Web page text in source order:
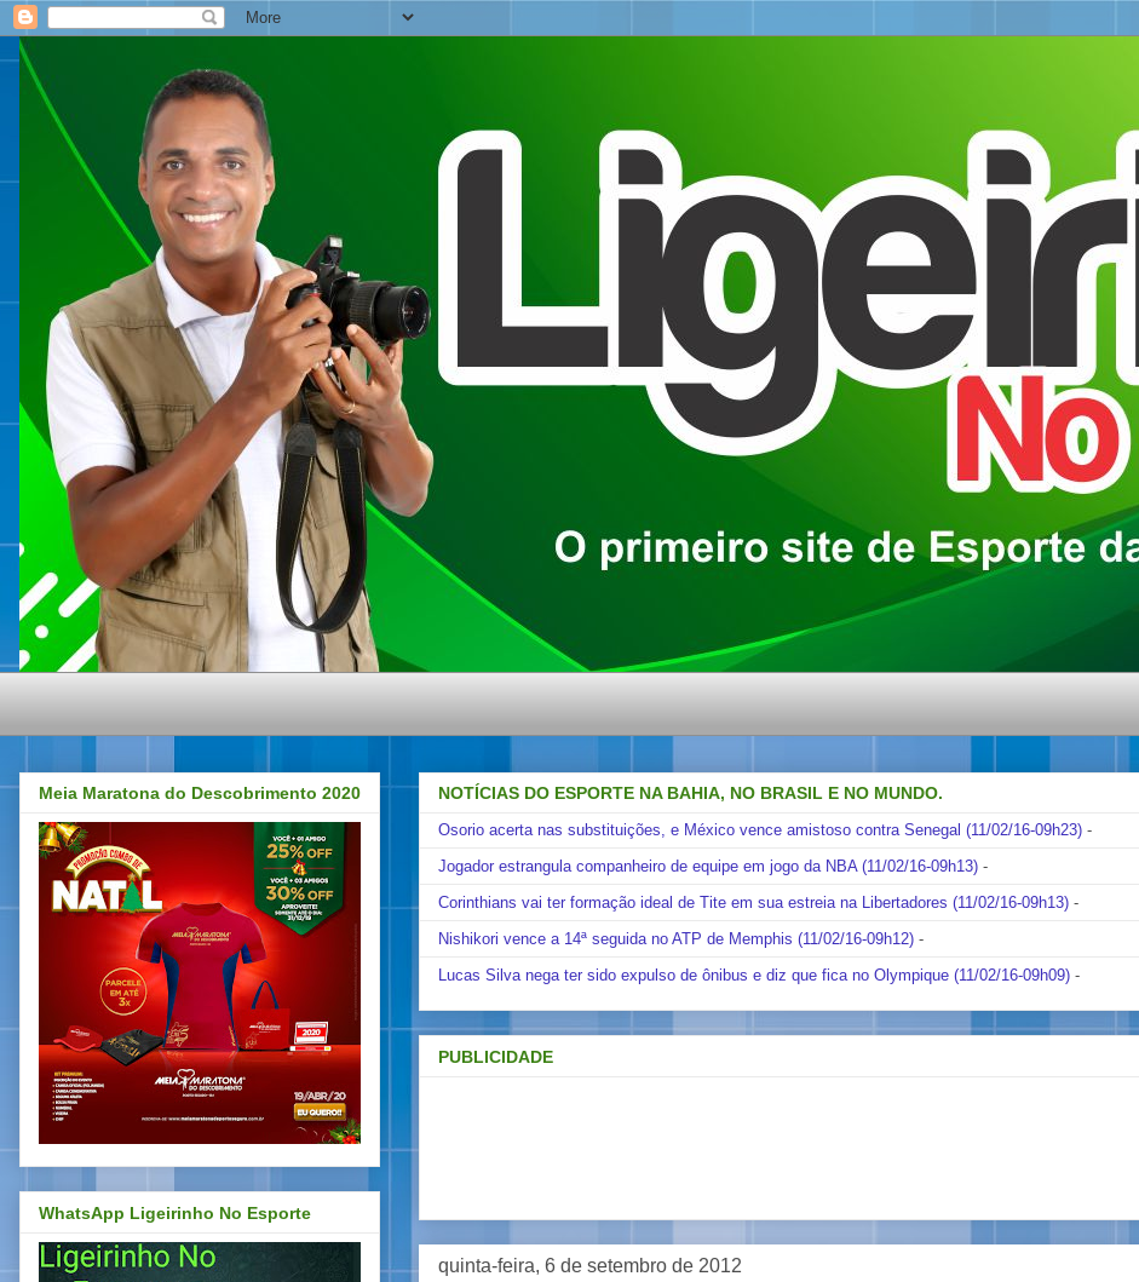
NOTÍCIAS DO ESPORTE NA BAHIA, NO BRASIL E NO MUNDO.
Osorio acerta nas substituições, e México vence amistoso contra Senegal (11/02/16-09h23) -
Jogador estrangula companheiro de equipe em jogo da NBA (11/02/16-09h13) -
Corinthians vai ter formação ideal de Tite em sua estreia na Libertadores (11/02/16-09h13) -
Nishikori vence a 14ª seguida no ATP de Memphis (11/02/16-09h12) -
Lucas Silva nega ter sido expulso de ônibus e diz que fica no Olympique (11/02/16-09h09) -
PUBLICIDADE
quinta-feira, 6 de setembro de 2012
Meia Maratona do Descobrimento 2020
WhatsApp Ligeirinho No Esporte